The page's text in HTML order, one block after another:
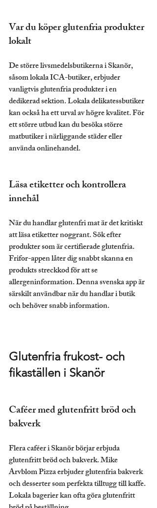
Var du köper glutenfria produkter
lokalt
De större livsmedelsbutikerna i Skanör,
såsom lokala ICA-butiker, erbjuder
vanligtvis glutenfria produkter i en
dedikerad sektion. Lokala delikatessbutiker
kan också ha ett urval av högre kvalitet. För
ett större utbud kan du besöka större
matbutiker i närliggande städer eller
använda onlinehandel.
Läsa etiketter och kontrollera
innehål
När du handlar glutenfri mat är det kritiskt
att läsa etiketter noggrant. Sök efter
produkter som är certifierade glutenfria.
Frifor-appen låter dig snabbt skanna en
produkts streckkod för att se
allergeninformation. Denna svenska app är
särskilt användbar när du handlar i butik
och behöver snabb information.
Glutenfria frukost- och
fikaställen i Skanör
Caféer med glutenfritt bröd och
bakverk
Flera caféer i Skanör börjar erbjuda
glutenfritt bröd och bakverk. Mike
Arvblom Pizza erbjuder glutenfria bakverk
och desserter som perfekta tilltugg till kaffe.
Lokala bagerier kan ofta göra glutenfritt